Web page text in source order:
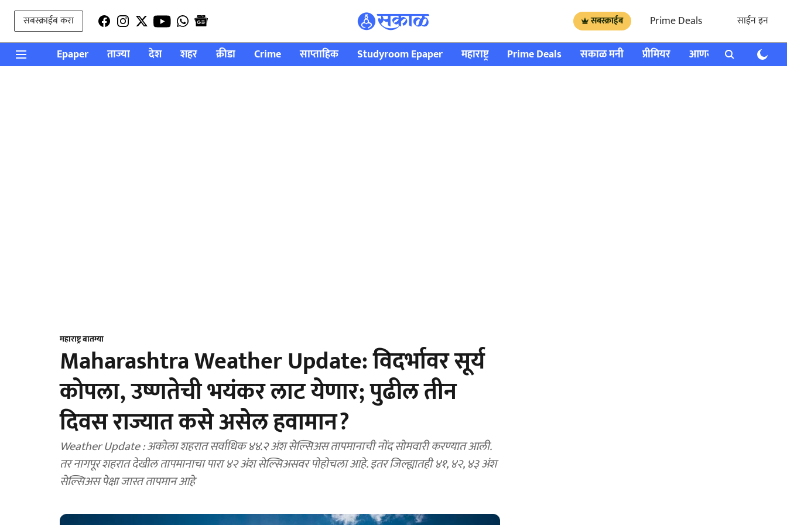
सबस्क्राईब करा सबस्क्राईब Prime Deals साईन इन
Epaper ताज्या देश शहर क्रीडा Crime साप्ताहिक Studyroom Epaper महाराष्ट्र Prime Deals सकाळ मनी प्रीमियर आणखी राशी भविष्य
महाराष्ट्र बातम्या
Maharashtra Weather Update: विदर्भावर सूर्य
कोपला, उष्णतेची भयंकर लाट येणार; पुढील तीन
दिवस राज्यात कसे असेल हवामान?
Weather Update : अकोला शहरात सर्वाधिक ४४.२ अंश सेल्सिअस तापमानाची नोंद सोमवारी करण्यात आली.
तर नागपूर शहरात देखील तापमानाचा पारा ४२ अंश सेल्सिअसवर पोहोचला आहे. इतर जिल्ह्यातही ४१, ४२, ४३ अंश
सेल्सिअस पेक्षा जास्त तापमान आहे